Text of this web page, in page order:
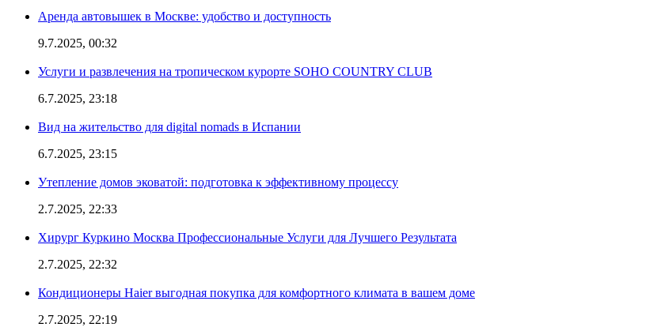
Аренда автовышек в Москве: удобство и доступность
9.7.2025, 00:32
Услуги и развлечения на тропическом курорте SOHO COUNTRY CLUB
6.7.2025, 23:18
Вид на жительство для digital nomads в Испании
6.7.2025, 23:15
Утепление домов эковатой: подготовка к эффективному процессу
2.7.2025, 22:33
Хирург Куркино Москва Профессиональные Услуги для Лучшего Результата
2.7.2025, 22:32
Кондиционеры Haier выгодная покупка для комфортного климата в вашем доме
2.7.2025, 22:19